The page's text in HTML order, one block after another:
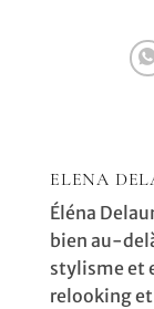
ELENA
Éléna
bien au-
stylisme et
relooking